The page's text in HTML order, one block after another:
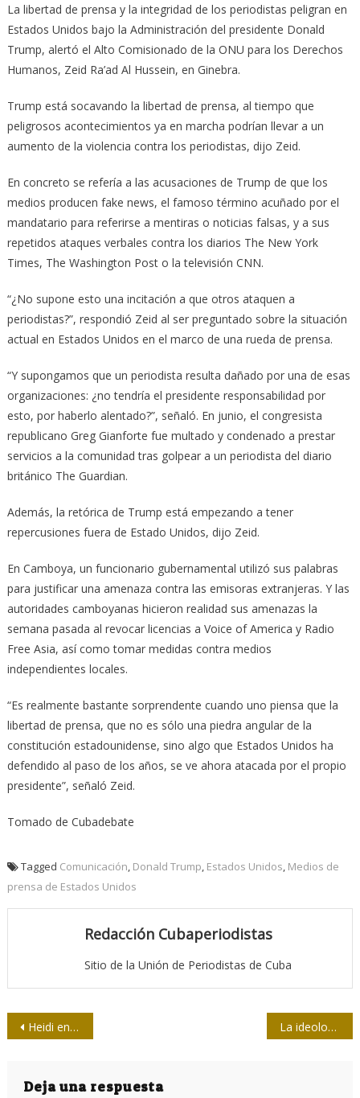
La libertad de prensa y la integridad de los periodistas peligran en
Estados Unidos bajo la Administración del presidente Donald
Trump, alertó el Alto Comisionado de la ONU para los Derechos
Humanos, Zeid Ra’ad Al Hussein, en Ginebra.
Trump está socavando la libertad de prensa, al tiempo que
peligrosos acontecimientos ya en marcha podrían llevar a un
aumento de la violencia contra los periodistas, dijo Zeid.
En concreto se refería a las acusaciones de Trump de que los
medios producen fake news, el famoso término acuñado por el
mandatario para referirse a mentiras o noticias falsas, y a sus
repetidos ataques verbales contra los diarios The New York
Times, The Washington Post o la televisión CNN.
“¿No supone esto una incitación a que otros ataquen a
periodistas?”, respondió Zeid al ser preguntado sobre la situación
actual en Estados Unidos en el marco de una rueda de prensa.
“Y supongamos que un periodista resulta dañado por una de esas
organizaciones: ¿no tendría el presidente responsabilidad por
esto, por haberlo alentado?”, señaló. En junio, el congresista
republicano Greg Gianforte fue multado y condenado a prestar
servicios a la comunidad tras golpear a un periodista del diario
británico The Guardian.
Además, la retórica de Trump está empezando a tener
repercusiones fuera de Estado Unidos, dijo Zeid.
En Camboya, un funcionario gubernamental utilizó sus palabras
para justificar una amenaza contra las emisoras extranjeras. Y las
autoridades camboyanas hicieron realidad sus amenazas la
semana pasada al revocar licencias a Voice of America y Radio
Free Asia, así como tomar medidas contra medios
independientes locales.
“Es realmente bastante sorprendente cuando uno piensa que la
libertad de prensa, que no es sólo una piedra angular de la
constitución estadounidense, sino algo que Estados Unidos ha
defendido al paso de los años, se ve ahora atacada por el propio
presidente”, señaló Zeid.
Tomado de Cubadebate
Tagged Comunicación, Donald Trump, Estados Unidos, Medios de
prensa de Estados Unidos
Redacción Cubaperiodistas
Sitio de la Unión de Periodistas de Cuba
Navegación
entradas
Heidi en primer plano La ideología socialista de la Revolución y los cambios en el modelo
Deja una respuesta